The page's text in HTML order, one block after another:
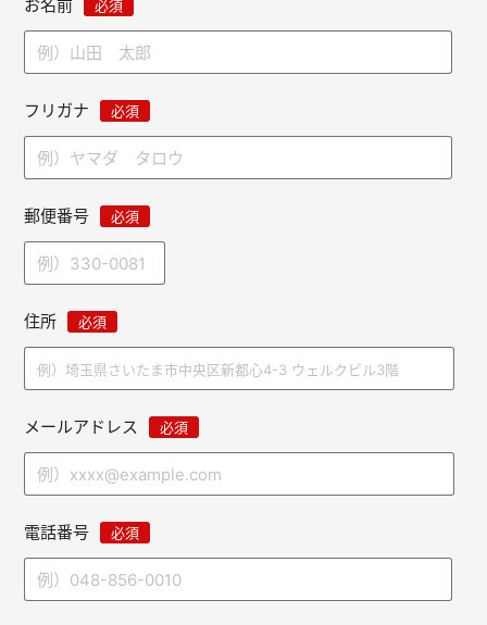
お名前 必須
フリガナ 必須
郵便番号 必須
住所 必須
メールアドレス 必須
電話番号 必須